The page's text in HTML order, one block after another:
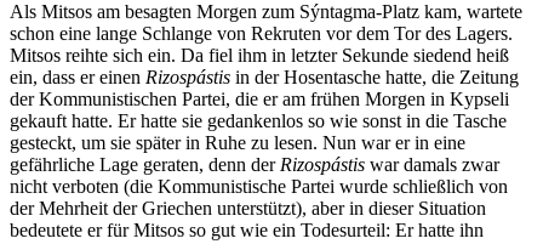
Als Mitsos am besagten Morgen zum Sýntagma-Platz kam, wartete
schon eine lange Schlange von Rekruten vor dem Tor des Lagers.
Mitsos reihte sich ein. Da fiel ihm in letzter Sekunde siedend heiß
ein, dass er einen Rizospástis in der Hosentasche hatte, die Zeitung
der Kommunistischen Partei, die er am frühen Morgen in Kypseli
gekauft hatte. Er hatte sie gedankenlos so wie sonst in die Tasche
gesteckt, um sie später in Ruhe zu lesen. Nun war er in eine
gefährliche Lage geraten, denn derRizospástis war damals zwar
nicht verboten (die Kommunistische Partei wurde schließlich von
der Mehrheit der Griechen unterstützt), aber in dieser Situation
bedeutete er für Mitsos so gut wie ein Todesurteil: Er hatte ihn